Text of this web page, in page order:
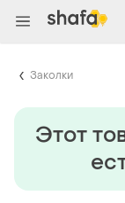
Заколки
Этот